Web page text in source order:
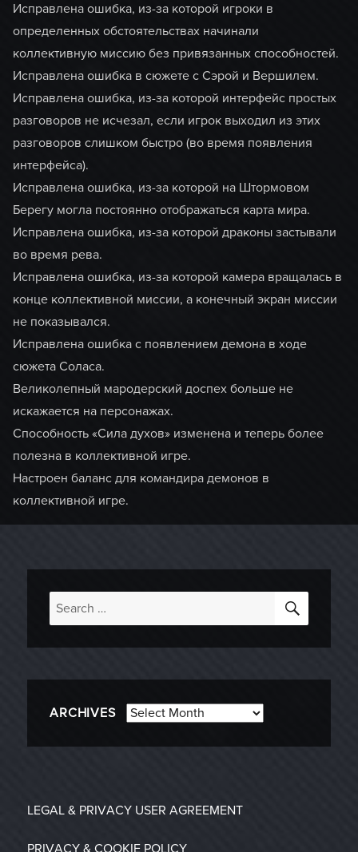
Исправлена ошибка, из-за которой игроки в
определенных обстоятельствах начинали
коллективную миссию без привязанных способностей.
Исправлена ошибка в сюжете с Сэрой и Вершилем.
Исправлена ошибка, из-за которой интерфейс простых
разговоров не исчезал, если игрок выходил из этих
разговоров слишком быстро (во время появления
интерфейса).
Исправлена ошибка, из-за которой на Штормовом
Берегу могла постоянно отображаться карта мира.
Исправлена ошибка, из-за которой драконы застывали
во время рева.
Исправлена ошибка, из-за которой камера вращалась в
конце коллективной миссии, а конечный экран миссии
не показывался.
Исправлена ошибка с появлением демона в ходе
сюжета Соласа.
Великолепный мародерский доспех больше не
искажается на персонажах.
Способность «Сила духов» изменена и теперь более
полезна в коллективной игре.
Настроен баланс для командира демонов в
коллективной игре.
Search
for:
ARCHIVES Archives
LEGAL & PRIVACY USER AGREEMENT
PRIVACY & COOKIE POLICY